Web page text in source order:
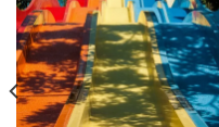
Add to
Wishlist